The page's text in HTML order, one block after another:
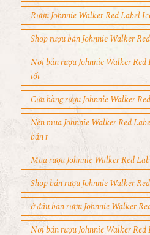
Rượu Johnnie Walker Red Label
Shop rượu bán Johnnie Walker
Nơi bán rượu Johnnie Walker
tốt
Cửa hàng rượu Johnnie Walker
Nên mua Johnnie Walker Red
bán r
Mua rượu Johnnie Walker Red
Shop bán rượu Johnnie Walker
ở đâu bán rượu Johnnie Walker
Nơi bán rượu Johnnie Walker